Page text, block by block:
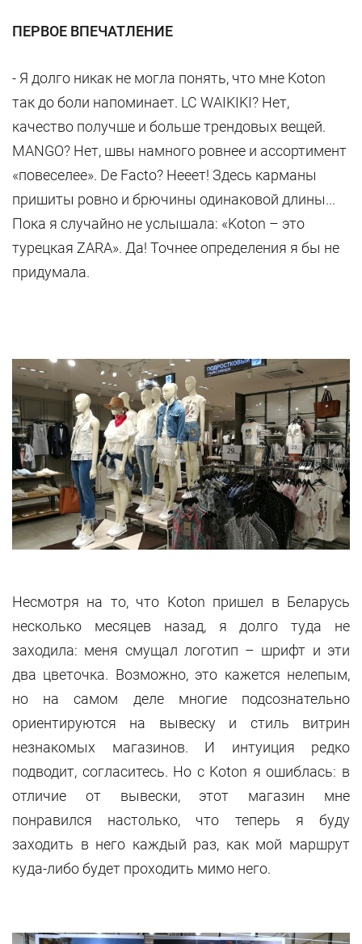
ПЕРВОЕ ВПЕЧАТЛЕНИЕ
- Я долго никак не могла понять, что мне Koton
так до боли напоминает. LC WAIKIKI? Нет,
качество получше и больше трендовых вещей.
MANGO? Нет, швы намного ровнее и ассортимент
«повеселее». De Facto? Нееет! Здесь карманы
пришиты ровно и брючины одинаковой длины...
Пока я случайно не услышала: «Koton – это
турецкая ZARA». Да! Точнее определения я бы не
придумала.
Несмотря на то, что Koton пришел в Беларусь
несколько месяцев назад, я долго туда не
заходила: меня смущал логотип – шрифт и эти
два цветочка. Возможно, это кажется нелепым,
но на самом деле многие подсознательно
ориентируются на вывеску и стиль витрин
незнакомых магазинов. И интуиция редко
подводит, согласитесь. Но с Koton я ошиблась: в
отличие от вывески, этот магазин мне
понравился настолько, что теперь я буду
заходить в него каждый раз, как мой маршрут
куда-либо будет проходить мимо него.